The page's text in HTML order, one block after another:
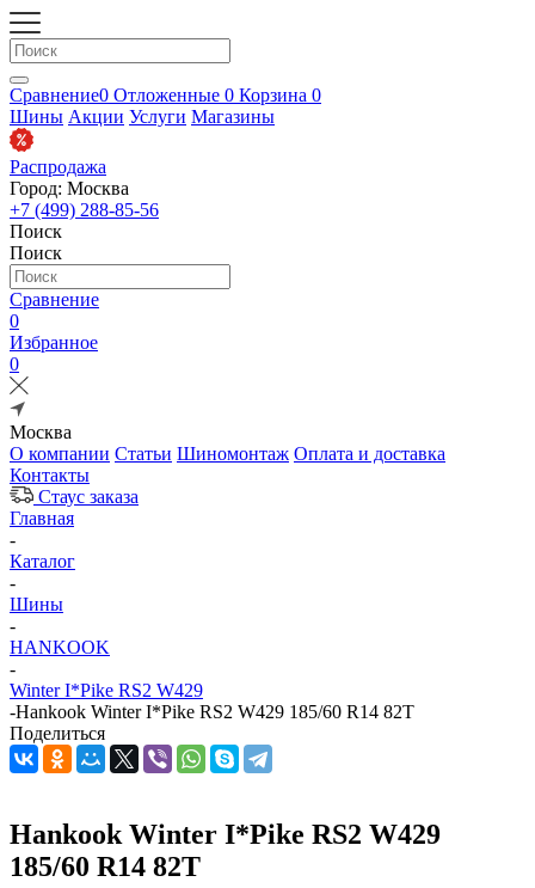
Сравнение0 Отложенные 0 Корзина 0
Шины Акции Услуги Магазины
Распродажа
Город: Москва
+7 (499) 288-85-56
Поиск
Поиск
Сравнение
0
Избранное
0
Москва
О компании Статьи Шиномонтаж Оплата и доставка
Контакты
Стаус заказа
Главная
-
Каталог
-
Шины
-
HANKOOK
-
Winter I*Pike RS2 W429
-Hankook Winter I*Pike RS2 W429 185/60 R14 82T
Поделиться
Hankook Winter I*Pike RS2 W429
185/60 R14 82T